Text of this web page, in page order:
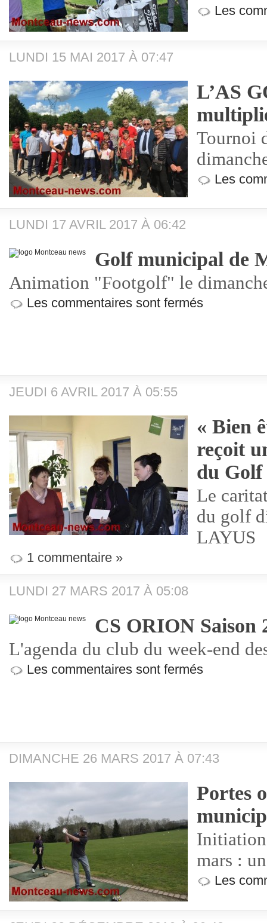
Les
LUNDI 15 MAI 2017 À 07:47
L’AS
Tournoi
Les
LUNDI 17 AVRIL 2017 À 06:42
Golf municipal de
Animation "Footgolf" le
Les commentaires sont fermés
JEUDI 6 AVRIL 2017 À 05:55
« Bien
reçoit
du Golf
Le
du golf
LAYUS
1 commentaire »
LUNDI 27 MARS 2017 À 05:08
CS ORION Saison
L'agenda du club du week-end
Les commentaires sont fermés
DIMANCHE 26 MARS 2017 À 07:43
Portes
mars :
Les